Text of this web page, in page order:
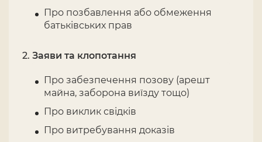
Про позбавлення або обмеження
батьківських прав
Заяви та клопотання
Про забезпечення позову (арешт
майна, заборона виїзду тощо)
Про виклик свідків
Про витребування доказів